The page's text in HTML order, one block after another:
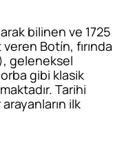
bilinen ve 1725
Botín, fırında
geleneksel
gibi klasik
Tarihi
ilk